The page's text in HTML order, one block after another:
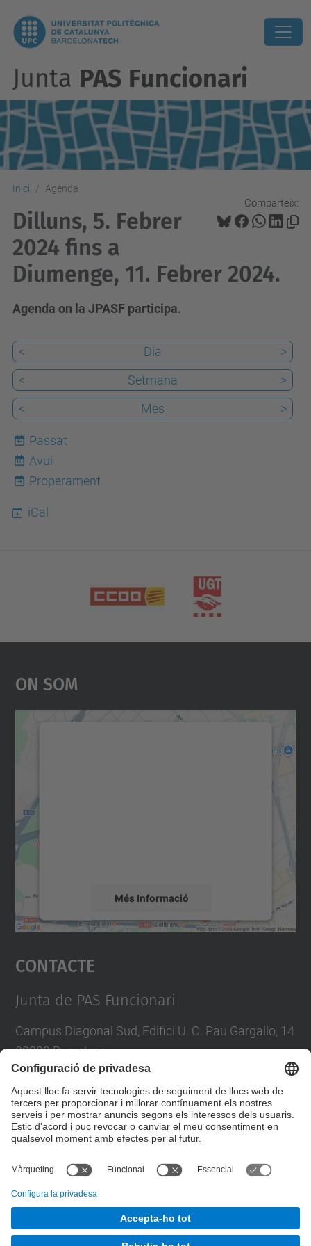
Junta PAS Funcionari
Inici Agenda
Comparteix:
Dilluns, 5. Febrer
2024 fins a
Diumenge, 11. Febrer 2024.
Agenda on la JPASF participa.
< Dia
>
<
Setmana
>
<
Mes >
Passat
10
Avui
Properament
iCal
On Som
Més Informació
Accepta
powered by
Contacte
Junta de PAS Funcionari
Campus Diagonal Sud, Edifici U. C. Pau Gargallo, 14
08028 Barcelona
E-mail :junta.pasf@upc.edu
Formulari de contacte
Junta PAS Funcionari